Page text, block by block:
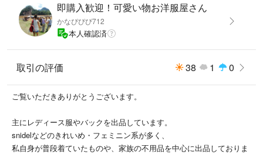
即購入歓迎！可愛い物お洋服屋さん
かなぴぴぴ712
本人確認済
取引の評価 38 1 0
ご覧いただきありがとうございます。
主にレディース服やバックを出品しています。
snidelなどのきれいめ・フェミニン系が多く、
私自身が普段着ていたものや、家族の不用品を中心に出品しておりま